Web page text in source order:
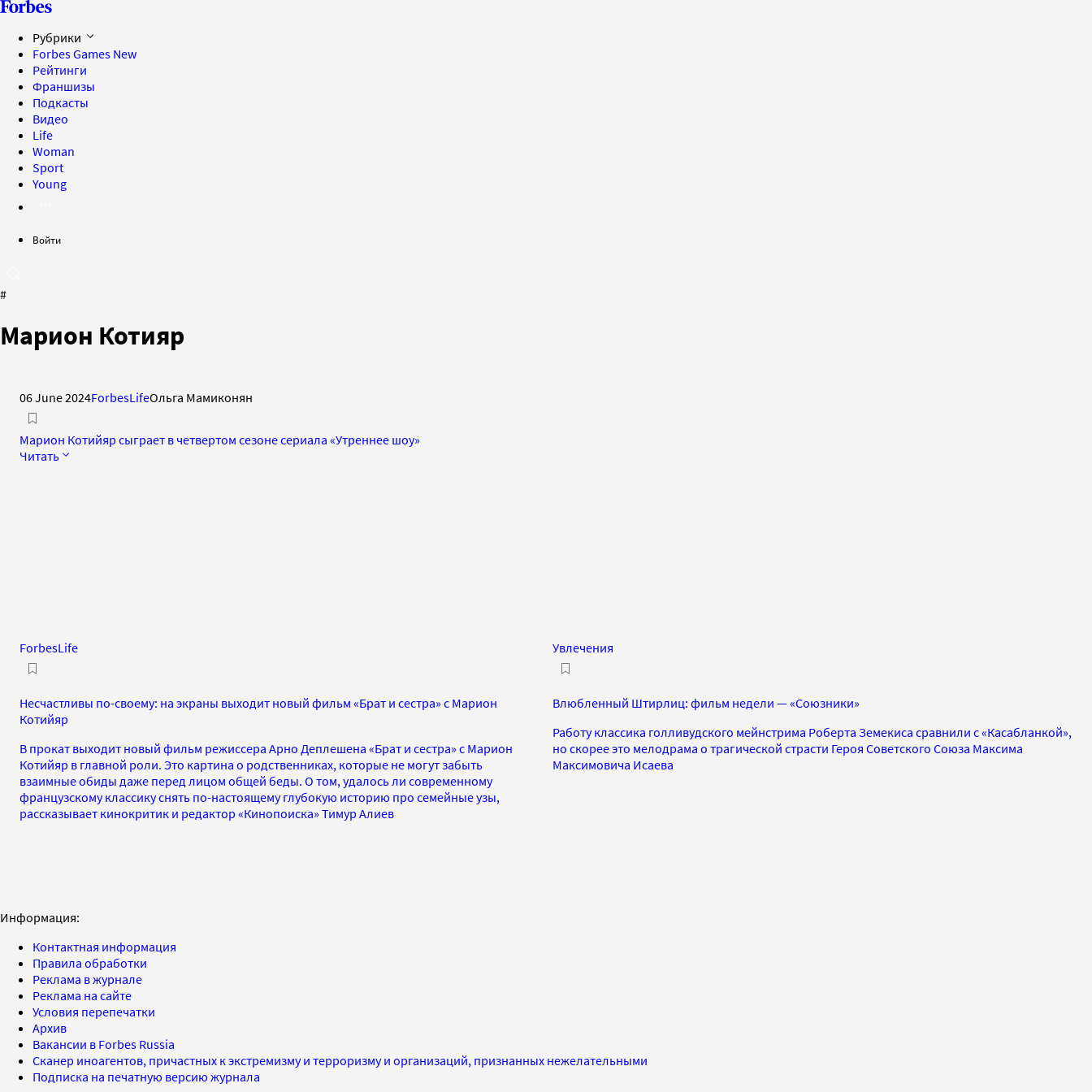
Рубрики
Forbes Games New
Рейтинги
Франшизы
Подкасты
Видео
Life
Woman
Sport
Young
Войти
#
Марион Котияр
06 June 2024ForbesLifeОльга Мамиконян
Марион Котийяр сыграет в четвертом сезоне сериала «Утреннее шоу»
Читать
ForbesLife
Несчастливы по-своему: на экраны выходит новый фильм «Брат и сестра» с Марион
Котийяр
В прокат выходит новый фильм режиссера Арно Деплешена «Брат и сестра» с Марион
Котийяр в главной роли. Это картина о родственниках, которые не могут забыть
взаимные обиды даже перед лицом общей беды. О том, удалось ли современному
французскому классику снять по-настоящему глубокую историю про семейные узы,
рассказывает кинокритик и редактор «Кинопоиска» Тимур Алиев
Увлечения
Влюбленный Штирлиц: фильм недели — «Союзники»
Работу классика голливудского мейнстрима Роберта Земекиса сравнили с «Касабланкой»,
но скорее это мелодрама о трагической страсти Героя Советского Союза Максима
Максимовича Исаева
Информация:
Контактная информация
Правила обработки
Реклама в журнале
Реклама на сайте
Условия перепечатки
Архив
Вакансии в Forbes Russia
Сканер иноагентов, причастных к экстремизму и терроризму и организаций, признанных нежелательными
Подписка на печатную версию журнала